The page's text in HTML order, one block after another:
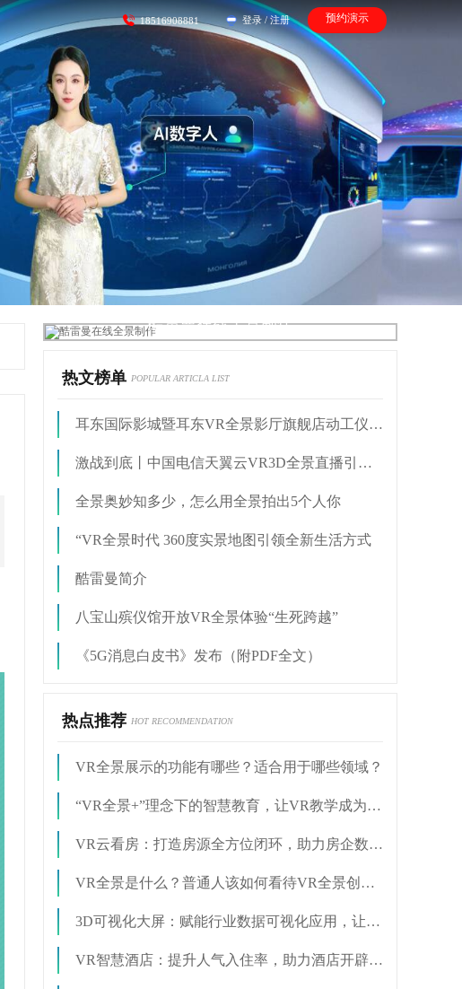
18516908881 登录 / 注册 预约演示
酷雷曼在线全景制作
热文榜单 POPULAR ARTICLA LIST
耳东国际影城暨耳东VR全景影厅旗舰店动工仪式盛大举行
激战到底丨中国电信天翼云VR3D全景直播引燃拳击热火
全景奥妙知多少，怎么用全景拍出5个人你
“VR全景时代 360度实景地图引领全新生活方式
酷雷曼简介
八宝山殡仪馆开放VR全景体验“生死跨越”
《5G消息白皮书》发布（附PDF全文）
热点推荐 HOT RECOMMENDATION
VR全景展示的功能有哪些？适合用于哪些领域？
“VR全景+”理念下的智慧教育，让VR教学成为趋势
VR云看房：打造房源全方位闭环，助力房企数字化转型
VR全景是什么？普通人该如何看待VR全景创业？
3D可视化大屏：赋能行业数据可视化应用，让数据更鲜活
VR智慧酒店：提升人气入住率，助力酒店开辟新赛道